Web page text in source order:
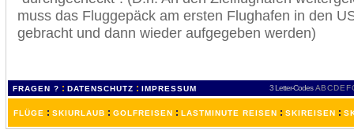
muss das Fluggepäck am ersten Flughafen in den
gebracht und dann wieder aufgegeben werden)
FRAGEN ? : DATENSCHUTZ : IMPRESSUM 3 Letter-Codes ABCDEF
FLÜGE : SKIURLAUB : GOLFREISEN : LASTMINUTE REISEN : SKIREISEN :